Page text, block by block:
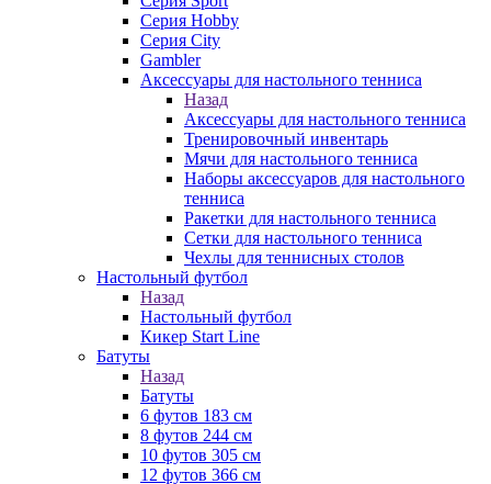
Серия Hobby
Серия City
Gambler
Аксессуары для настольного тенниса
Назад
Аксессуары для настольного тенниса
Тренировочный инвентарь
Мячи для настольного тенниса
Наборы аксессуаров для настольного
тенниса
Ракетки для настольного тенниса
Сетки для настольного тенниса
Чехлы для теннисных столов
Настольный футбол
Назад
Настольный футбол
Кикер Start Line
Батуты
Назад
Батуты
6 футов 183 см
8 футов 244 см
10 футов 305 см
12 футов 366 см